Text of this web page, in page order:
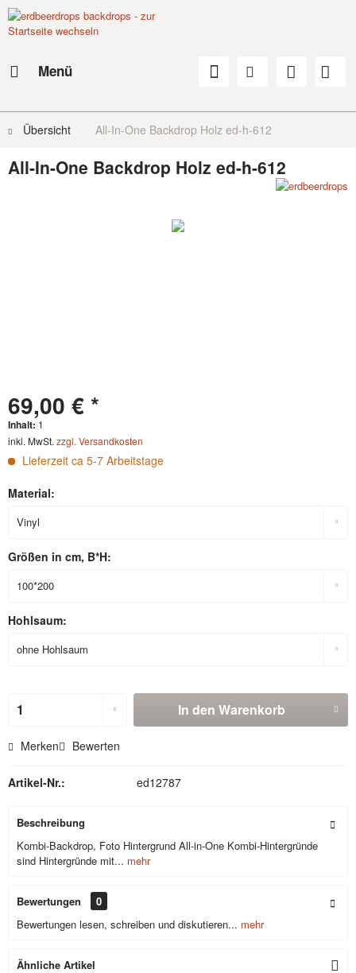
Menü
Übersicht All-In-One Backdrop Holz ed-h-612
All-In-One Backdrop Holz ed-h-612
69,00 € *
Inhalt: 1
inkl. MwSt. zzgl. Versandkosten
Lieferzeit ca 5-7 Arbeitstage
Material:
Größen in cm, B*H:
Hohlsaum:
In den Warenkorb
Merken Bewerten
Artikel-Nr.: ed12787
Beschreibung
Kombi-Backdrop, Foto Hintergrund All-in-One Kombi-Hintergründe
sind Hintergründe mit... mehr
Bewertungen
0
Bewertungen lesen, schreiben und diskutieren... mehr
Ähnliche Artikel